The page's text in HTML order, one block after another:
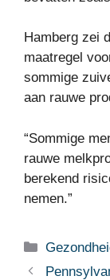
Hamberg zei
maatregel
sommige
aan rauwe
“Sommige
rauwe
berekend
nemen.”